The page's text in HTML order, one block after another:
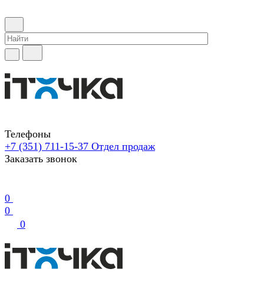
Телефоны
+7 (351) 711-15-37 Отдел продаж
Заказать звонок
0
0
0